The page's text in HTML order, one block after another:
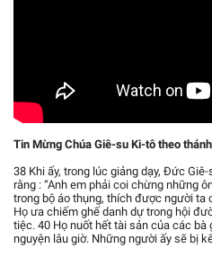
Tin Mừng Chúa Giê-su Ki-tô theo
38 Khi ấy, trong lúc giảng dạy, Đức
rằng : “Anh em phải coi chừng những
trong bộ áo thụng, thích được người ta
Họ ưa chiếm ghế danh dự trong hội
tiệc. 40 Họ nuốt hết tài sản của các
nguyện lâu giờ. Những người ấy sẽ bị